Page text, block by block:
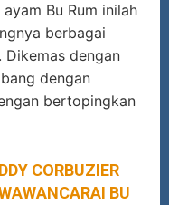
Bu Rum inilah
berbagai
dengan
dengan
bertopingkan
CORBUZIER
BU